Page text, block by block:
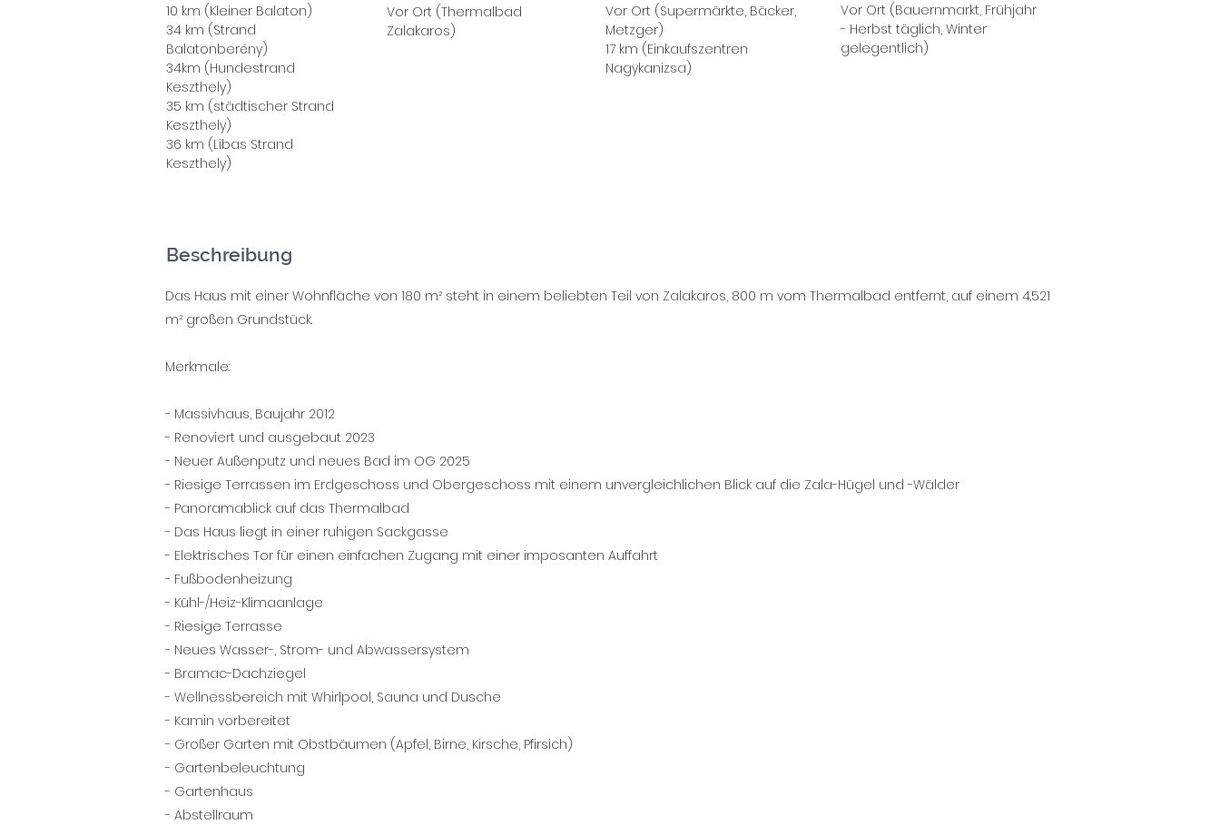
10 km (Kleiner Balaton)
34 km (Strand
Balatonberény)
34km (Hundestrand
Keszthely)
35 km (städtischer Strand
Keszthely)
36 km (Libas Strand
Keszthely)
Vor Ort (Thermalbad
Zalakaros)
Vor Ort (Supermärkte, Bäcker,
Metzger)
17 km (Einkaufszentren
Nagykanizsa)
Vor Ort (Bauernmarkt, Frühjahr
- Herbst täglich, Winter
gelegentlich)
Beschreibung
Das Haus mit einer Wohnfläche von 180 m² steht in einem beliebten Teil von Zalakaros, 800 m vom Thermalbad entfernt, auf einem 4.521
m² großen Grundstück.
Merkmale:
- Massivhaus, Baujahr 2012
- Renoviert und ausgebaut 2023
- Neuer Außenputz und neues Bad im OG 2025
- Riesige Terrassen im Erdgeschoss und Obergeschoss mit einem unvergleichlichen Blick auf die Zala-Hügel und -Wälder
- Panoramablick auf das Thermalbad
- Das Haus liegt in einer ruhigen Sackgasse
- Elektrisches Tor für einen einfachen Zugang mit einer imposanten Auffahrt
- Fußbodenheizung
- Kühl-/Heiz-Klimaanlage
- Riesige Terrasse
- Neues Wasser-, Strom- und Abwassersystem
- Bramac-Dachziegel
- Wellnessbereich mit Whirlpool, Sauna und Dusche
- Kamin vorbereitet
- Großer Garten mit Obstbäumen (Apfel, Birne, Kirsche, Pfirsich)
- Gartenbeleuchtung
- Gartenhaus
- Abstellraum